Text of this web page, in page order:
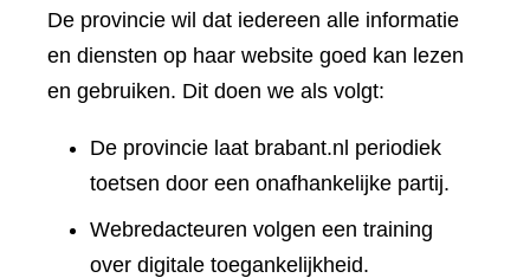
De provincie wil dat iedereen alle informatie
en diensten op haar website goed kan lezen
en gebruiken. Dit doen we als volgt:
De provincie laat brabant.nl periodiek
toetsen door een onafhankelijke partij.
Webredacteuren volgen een training
over digitale toegankelijkheid.